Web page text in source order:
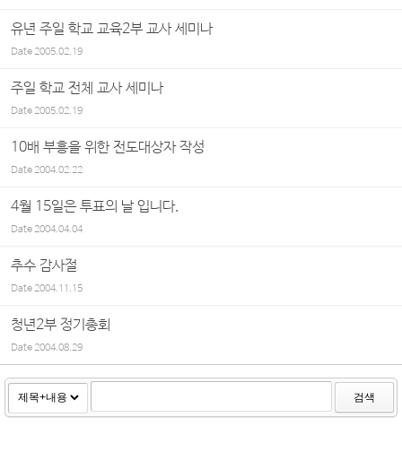
유년 주일 학교 교육2부 교사 세미나
Date2005.02.19
주일 학교 전체 교사 세미나
Date2005.02.19
10배 부흥을 위한 전도대상자 작성
Date2004.02.22
4월 15일은 투표의 날 입니다.
Date2004.04.04
추수 감사절
Date2004.11.15
청년2부 정기총회
Date2004.08.29
검색